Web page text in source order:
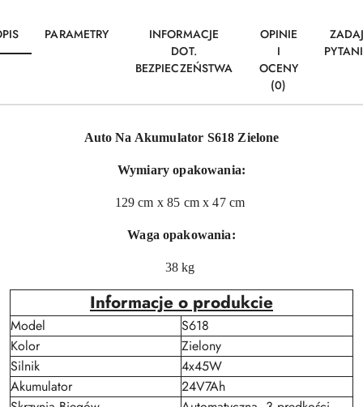
PARAMETRY
INFORMACJE
DOT.
BEZPIECZEŃSTWA
OPINIE
I
OCENY
(0)
Auto Na Akumulator S618 Zielone
Wymiary opakowania:
129 cm x 85 cm x 47 cm
Waga opakowania:
38 kg
Informacje o produkcie
Model
S618
Kolor
Zielony
Silnik
4x45W
Akumulator
24V7Ah